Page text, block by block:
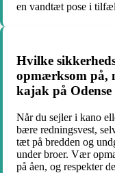
en vandtæt pose i
Hvilke
opmærksom på,
kajak på Odense
Når du sejler i kano
bære redningsvest,
tæt på bredden og
under broer. Vær
på åen, og respekter